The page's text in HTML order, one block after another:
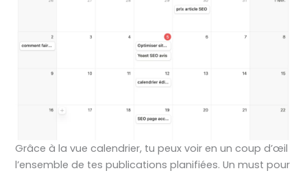
Grâce à la vue calendrier, tu peux voir en un coup d’œil
l’ensemble de tes publications planifiées. Un must pour